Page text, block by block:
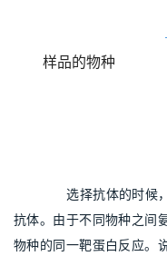
样品的物种
抗体。由于不同物种之间
物种的同一靶蛋白反应。